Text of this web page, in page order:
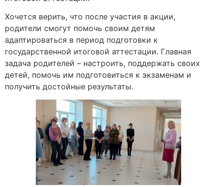
Хочется верить, что после участия в акции,
родители смогут помочь своим детям
адаптироваться в период подготовки к
государственной итоговой аттестации. Главная
задача родителей – настроить, поддержать своих
детей, помочь им подготовиться к экзаменам и
получить достойные результаты.